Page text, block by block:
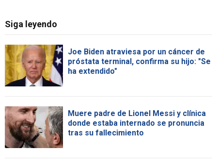
Siga leyendo
Joe Biden atraviesa por un cáncer de
próstata terminal, confirma su hijo: "Se
ha extendido"
Muere padre de Lionel Messi y clínica
donde estaba internado se pronuncia
tras su fallecimiento